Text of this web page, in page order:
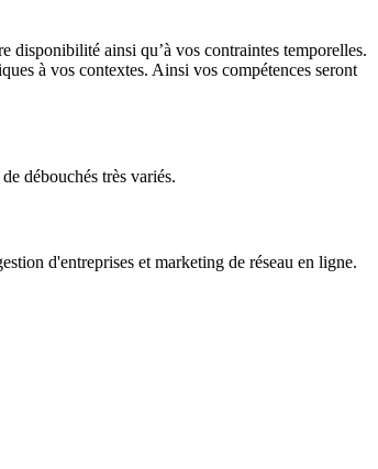
disponibilité ainsi qu’à vos contraintes temporelles.
à vos contextes. Ainsi vos compétences seront
débouchés très variés.
d'entreprises et marketing de réseau en ligne.